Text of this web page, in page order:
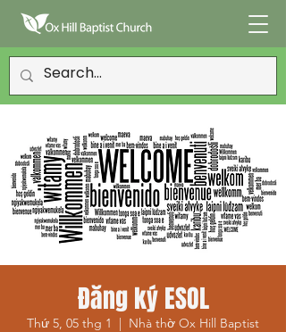
Đăng ký ESOL
Thứ 5, 05 thg 1
  |
Nhà thờ Ox Hill Baptist